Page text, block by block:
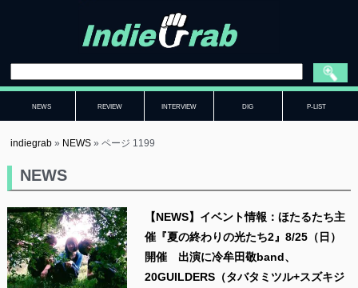
NEWS REVIEW INTERVIEW DIG P-LIST
indiegrab » NEWS »ページ 1199
NEWS
【NEWS】イベント情報：ほたるたち主
催『夏の終わりの光たち2』8/25（日）
開催 出演に冷牟田敬band、
20GUILDERS（タバタミツル+スズキジ